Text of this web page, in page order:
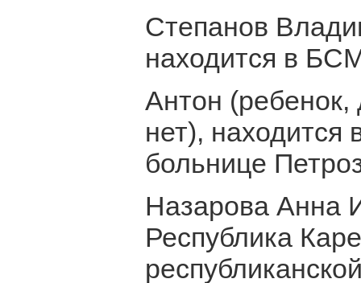
Степанов
находится в
Антон (ребенок,
нет), находится
больнице
Назарова Анна
Республика